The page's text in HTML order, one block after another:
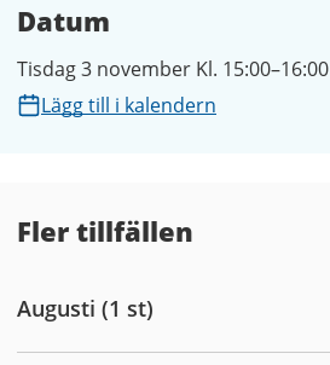
Datum
Tisdag 3 november Kl. 15:00–16:00
Lägg till i kalendern
Fler tillfällen
Augusti (1 st)